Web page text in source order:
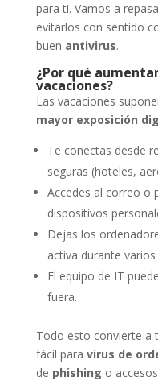
para ti. Vamos a
evitarlos con sentido
buen antivirus.
¿Por qué
vacaciones?
Las vacaciones
mayor exposición
Te conectas desde
seguras (hoteles,
Accedes al correo o
dispositivos
Dejas los
activa durante varios
El equipo de IT
fuera.
Todo esto convierte a
fácil para virus de
de phishing o